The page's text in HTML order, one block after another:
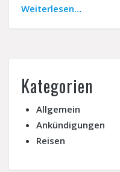
Weiterlesen…
Kategorien
Allgemein
Ankündigungen
Reisen